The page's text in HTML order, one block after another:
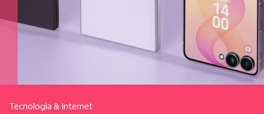
Tecnologia & Internet